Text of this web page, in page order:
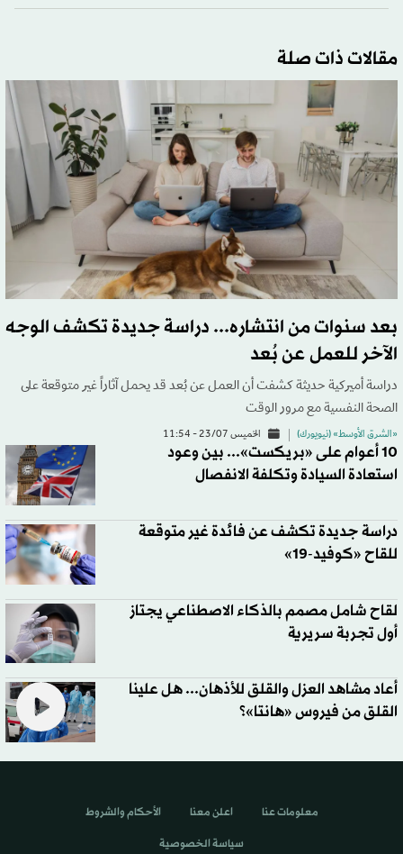
مقالات ذات صلة
بعد سنوات من انتشاره... دراسة جديدة تكشف الوجه
الآخر للعمل عن بُعد
دراسة أميركية حديثة كشفت أن العمل عن بُعد قد يحمل آثاراً غير متوقعة على
الصحة النفسية مع مرور الوقت
«الشرق الأوسط» (نيويورك) الخميس 23/07 - 11:54
10 أعوام على «بريكست»... بين وعود
استعادة السيادة وتكلفة الانفصال
دراسة جديدة تكشف عن فائدة غير متوقعة
للقاح «كوفيد-19»
لقاح شامل مصمم بالذكاء الاصطناعي يجتاز
أول تجربة سريرية
أعاد مشاهد العزل والقلق للأذهان... هل علينا
القلق من فيروس «هانتا»؟
معلومات عنا اعلن معنا الأحكام والشروط
سياسة الخصوصية